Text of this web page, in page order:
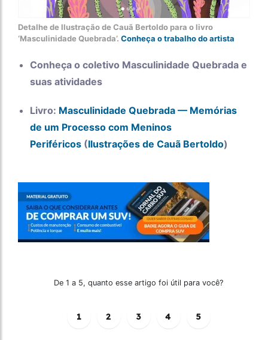
Detalhe de Ilustração de Cauã Bertoldo para o livro
‘Masculinidade Quebrada’. Conheça o trabalho do artista
Conheça o coletivo Masculinidade Quebrada e
suas atividades
Livro: Masculinidade Quebrada — Memórias
de um Processo com Meninos
Periféricos (Ilustrações de Cauã Bertoldo)
De 1 a 5, quanto esse artigo foi útil para você?
1 2 3 4 5